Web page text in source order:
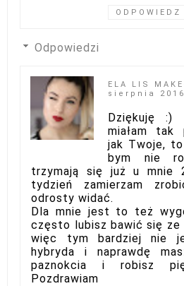
ODPOWIEDZ
Odpowiedzi
ELA LIS
sierpnia
Dziękuję :)
miałam tak
jak Twoje,
bym nie
trzymają się już u mnie
tydzień zamierzam
odrosty widać.
Dla mnie jest to też
często lubisz bawić się ze
więc tym bardziej nie
hybryda i naprawdę
paznokcia i robisz
Pozdrawiam